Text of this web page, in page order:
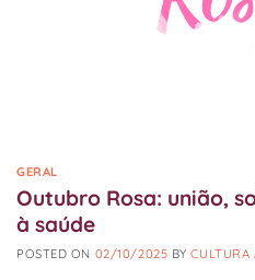
GERAL
Outubro Rosa: união,
à saúde
POSTED ON 02/10/2025 BYCULTURA